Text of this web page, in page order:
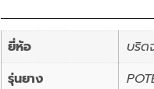
ยี่ห้อ
บริด
รุ่นยาง